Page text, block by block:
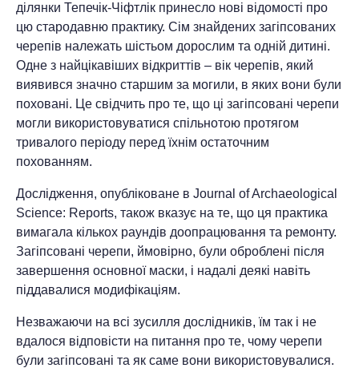
ділянки Тепечік-Чіфтлік принесло нові відомості про
цю стародавню практику. Сім знайдених загіпсованих
черепів належать шістьом дорослим та одній дитині.
Одне з найцікавіших відкриттів – вік черепів, який
виявився значно старшим за могили, в яких вони були
поховані. Це свідчить про те, що ці загіпсовані черепи
могли використовуватися спільнотою протягом
тривалого періоду перед їхнім остаточним
похованням.
Дослідження, опубліковане в Journal of Archaeological
Science: Reports, також вказує на те, що ця практика
вимагала кількох раундів доопрацювання та ремонту.
Загіпсовані черепи, ймовірно, були оброблені після
завершення основної маски, і надалі деякі навіть
піддавалися модифікаціям.
Незважаючи на всі зусилля дослідників, їм так і не
вдалося відповісти на питання про те, чому черепи
були загіпсовані та як саме вони використовувалися.